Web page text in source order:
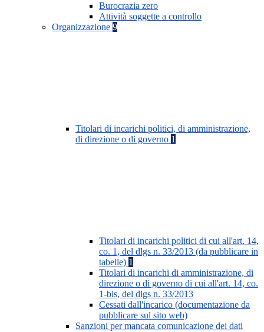
Burocrazia zero
Attività soggette a controllo
Organizzazione 9
Titolari di incarichi politici, di amministrazione,
di direzione o di governo 1
Titolari di incarichi politici di cui all'art. 14,
co. 1, del dlgs n. 33/2013 (da pubblicare in
tabelle) 1
Titolari di incarichi di amministrazione, di
direzione o di governo di cui all'art. 14, co.
1-bis, del dlgs n. 33/2013
Cessati dall'incarico (documentazione da
pubblicare sul sito web)
Sanzioni per mancata comunicazione dei dati